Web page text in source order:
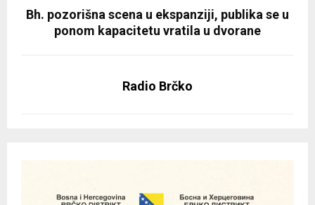
Bh. pozorišna scena u ekspanziji, publika se u
ponom kapacitetu vratila u dvorane
Radio Brčko